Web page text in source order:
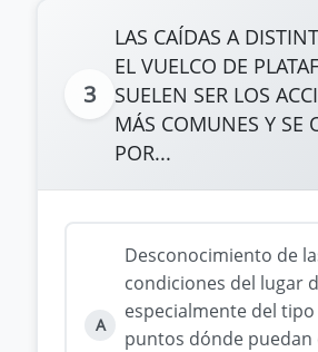
3
LAS CAÍDAS A
EL VUELCO DE
SUELEN SER LOS
MÁS COMUNES Y SE
POR...
A
Desconocimiento de
condiciones del lugar
especialmente del
puntos dónde puedan